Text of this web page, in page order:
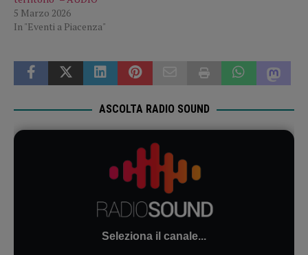
5 Marzo 2026
In "Eventi a Piacenza"
ASCOLTA RADIO SOUND
Seleziona il canale...